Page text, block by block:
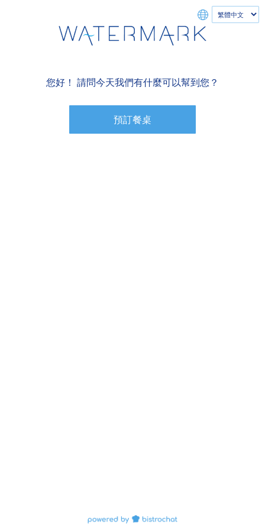
您好！ 請問今天我們有什麼可以幫到您？
預訂餐桌